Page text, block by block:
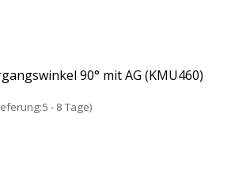
90° mit AG (KMU460)
- 8 Tage)